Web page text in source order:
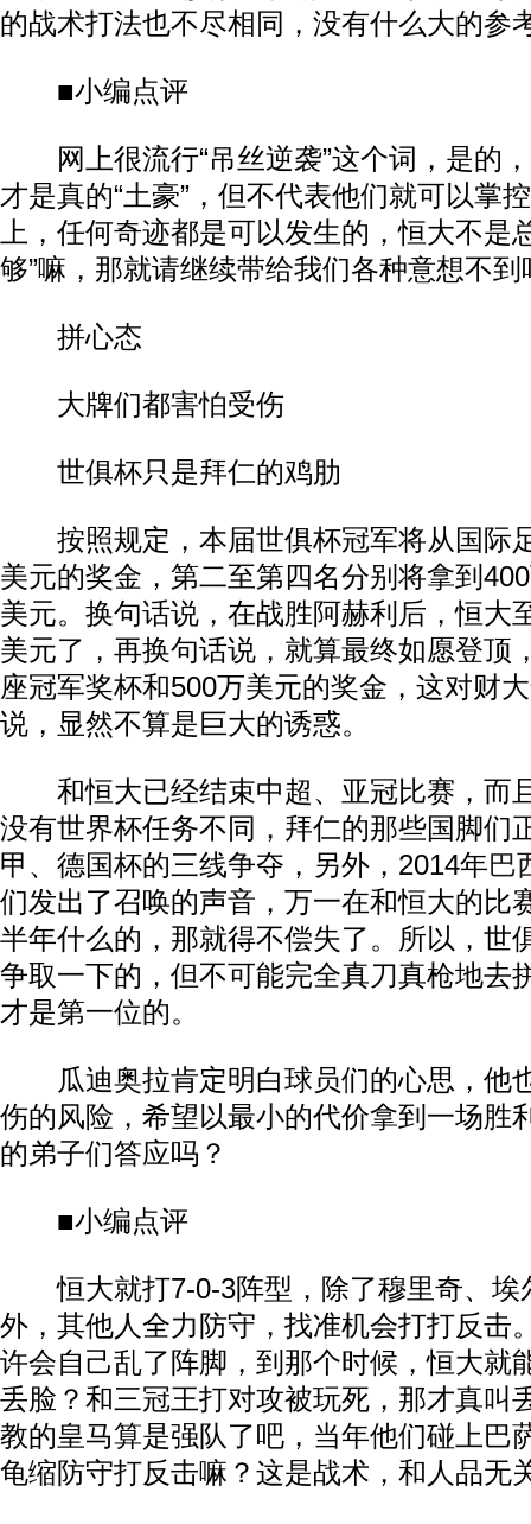
的战术打法也不尽相同，没有什么大的参
■小编点评
网上很流行“吊丝逆袭”这个词，是的
才是真的“土豪”，但不代表他们就可以掌
上，任何奇迹都是可以发生的，恒大不是
够”嘛，那就请继续带给我们各种意想不到
拼心态
大牌们都害怕受伤
世俱杯只是拜仁的鸡肋
按照规定，本届世俱杯冠军将从国际
美元的奖金，第二至第四名分别将拿到
美元。换句话说，在战胜阿赫利后，恒大
美元了，再换句话说，就算最终如愿登顶
座冠军奖杯和500万美元的奖金，这对财
说，显然不算是巨大的诱惑。
和恒大已经结束中超、亚冠比赛，而
没有世界杯任务不同，拜仁的那些国脚们
甲、德国杯的三线争夺，另外，2014年巴
们发出了召唤的声音，万一在和恒大的比
半年什么的，那就得不偿失了。所以，世
争取一下的，但不可能完全真刀真枪地去
才是第一位的。
瓜迪奥拉肯定明白球员们的心思，他
伤的风险，希望以最小的代价拿到一场胜
的弟子们答应吗？
■小编点评
恒大就打7-0-3阵型，除了穆里奇、埃
外，其他人全力防守，找准机会打打反击
许会自己乱了阵脚，到那个时候，恒大就
丢脸？和三冠王打对攻被玩死，那才真叫
教的皇马算是强队了吧，当年他们碰上巴
龟缩防守打反击嘛？这是战术，和人品无